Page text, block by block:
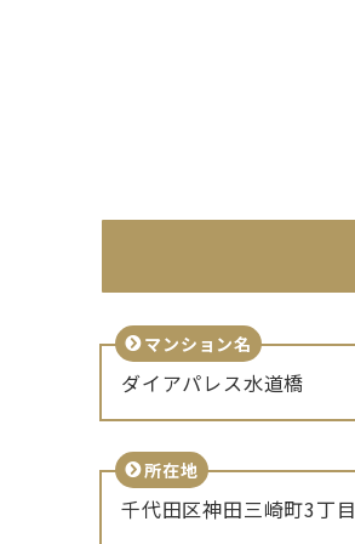
マンション名
ダイアパレス水道橋
所在地
千代田区神田三崎町3丁目